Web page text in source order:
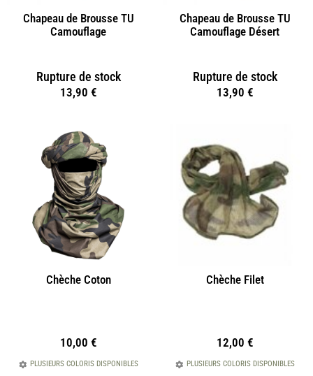
Chapeau de Brousse TU
Camouflage
Rupture de stock
13,90 €
Chapeau de Brousse TU
Camouflage Désert
Rupture de stock
13,90 €
Chèche Coton
10,00 €
PLUSIEURS COLORIS DISPONIBLES
Chèche Filet
12,00 €
PLUSIEURS COLORIS DISPONIBLES